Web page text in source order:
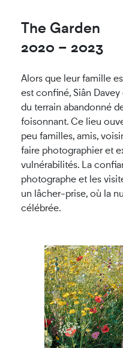
The Garden
2020 – 2023
Alors que leur famille
est confiné, Siân
du terrain abandonné
foisonnant. Ce lieu
peu familles, amis,
faire photographier et
vulnérabilités. La
photographe et les
un lâcher-prise, où la
célébrée.